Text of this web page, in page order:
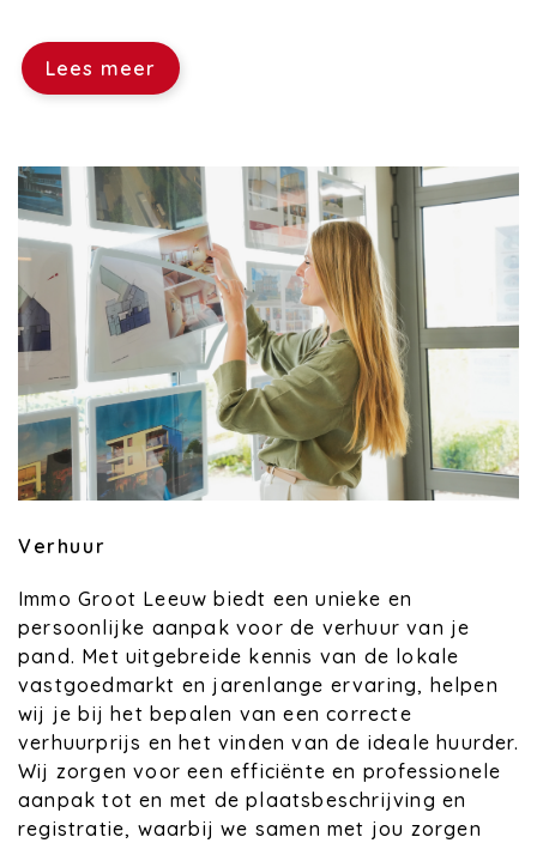
Lees meer
Verhuur
Immo Groot Leeuw biedt een unieke en
persoonlijke aanpak voor de verhuur van je
pand. Met uitgebreide kennis van de lokale
vastgoedmarkt en jarenlange ervaring, helpen
wij je bij het bepalen van een correcte
verhuurprijs en het vinden van de ideale huurder.
Wij zorgen voor een efficiënte en professionele
aanpak tot en met de plaatsbeschrijving en
registratie, waarbij we samen met jou zorgen